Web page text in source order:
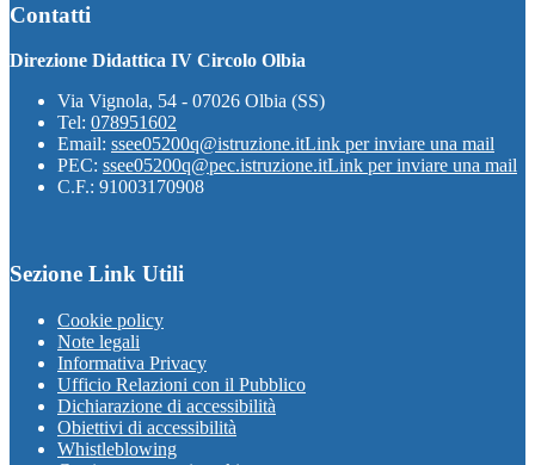
Contatti
Direzione Didattica IV Circolo Olbia
Via Vignola, 54 - 07026 Olbia (SS)
Tel: 078951602
Email: ssee05200q@istruzione.itLink per inviare una mail
PEC: ssee05200q@pec.istruzione.itLink per inviare una mail
C.F.: 91003170908
Sezione Link Utili
Cookie policy
Note legali
Informativa Privacy
Ufficio Relazioni con il Pubblico
Dichiarazione di accessibilità
Obiettivi di accessibilità
Whistleblowing